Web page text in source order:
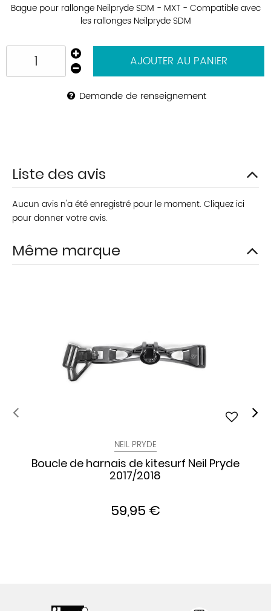
Bague pour rallonge Neilpryde SDM - MXT - Compatible avec
les rallonges Neilpryde SDM
AJOUTER AU PANIER
Demande de renseignement
Liste des avis
Aucun avis n'a été enregistré pour le moment. Cliquez ici
pour donner votre avis.
Même marque
NEIL PRYDE
Boucle de harnais de kitesurf Neil Pryde
2017/2018
59,95 €